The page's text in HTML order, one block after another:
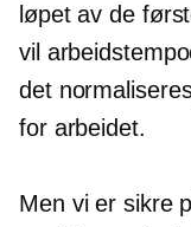
løpet av de
vil
det
for arbeidet.
Men vi er sikre